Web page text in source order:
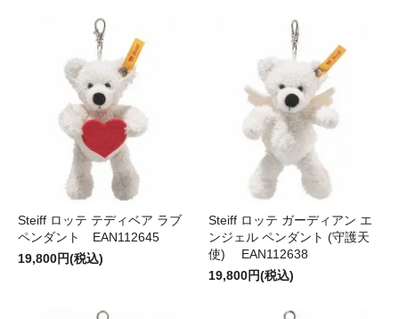
Steiff ロッテ テディベア ラブ
ペンダント EAN112645
19,800円(税込)
Steiff ロッテ ガーディアン エ
ンジェル ペンダント (守護天
使) EAN112638
19,800円(税込)